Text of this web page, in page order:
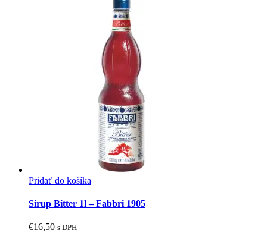
Pridať do košíka
Sirup Bitter 1l – Fabbri 1905
€16,50 s DPH